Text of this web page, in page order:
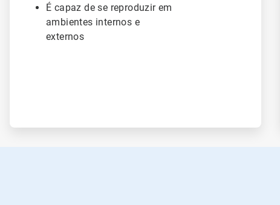
É capaz de se reproduzir em
ambientes internos e
externos